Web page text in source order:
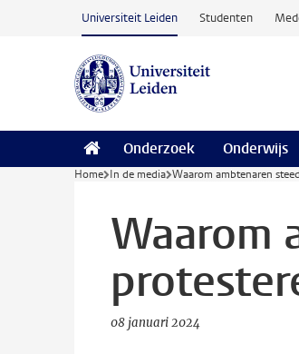
Ga naar hoofdinhoud
Universiteit Leiden Studenten
Onderzoek Onderwijs
Home In de media Waarom ambtenaren
Waarom
08 januari 2024